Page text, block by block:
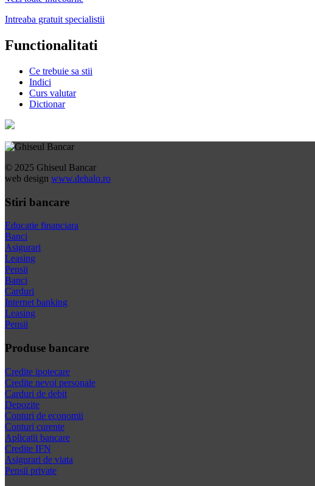
Intreaba gratuit specialistii
Functionalitati
Ce trebuie sa stii
Indici
Curs valutar
Dictionar
© 2025 Ghiseul Bancar
web design www.dehalo.ro
Stiri bancare
Educatie financiara
Banci
Asigurari
Leasing
Pensii
Banci
Carduri
Internet banking
Leasing
Pensii
Produse bancare
Credite ipotecare
Credite nevoi personale
Carduri de debit
Depozite
Conturi de economii
Conturi curente
Aplicatii bancare
Credite IFN
Asigurari de viata
Pensii private